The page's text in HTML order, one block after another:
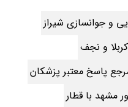
نکات و مواد لازم
برای بیو دختر و پسر
و جوانسازی شیراز
و نجف
پاسخ معتبر پزشکان
مشهد با قطار